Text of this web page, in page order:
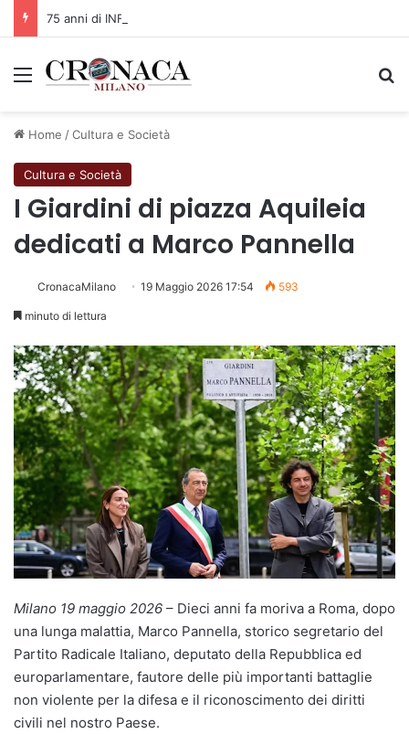
Menu
Home /Cultura e Società
Cultura e Società
I Giardini di piazza Aquileia
dedicati a Marco Pannella
CronacaMilano 19 Maggio 2026 17:54 593
minuto di lettura
Milano 19 maggio 2026 – Dieci anni fa moriva a Roma, dopo
una lunga malattia, Marco Pannella, storico segretario del
Partito Radicale Italiano, deputato della Repubblica ed
europarlamentare, fautore delle più importanti battaglie
non violente per la difesa e il riconoscimento dei diritti
civili nel nostro Paese.